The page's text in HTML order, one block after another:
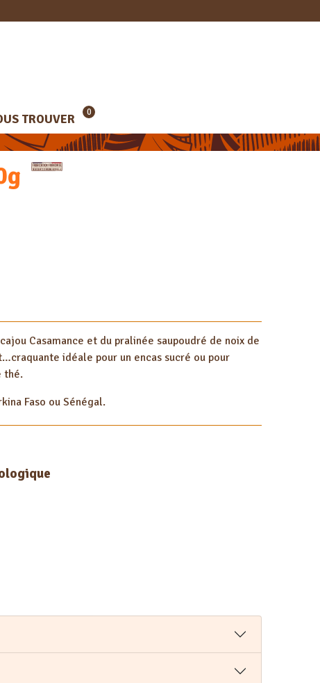
TROUVER 0
Casamance et du pralinée saupoudré de noix de
idéale pour un encas sucré ou pour
thé.
Faso ou Sénégal.